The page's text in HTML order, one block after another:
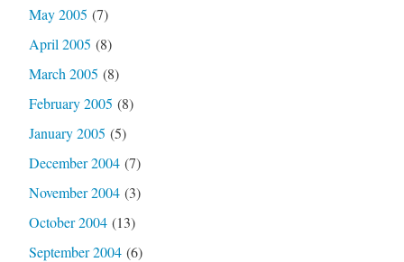
May 2005 (7)
April 2005 (8)
March 2005 (8)
February 2005 (8)
January 2005 (5)
December 2004(7)
November 2004(3)
October 2004(13)
September 2004(6)